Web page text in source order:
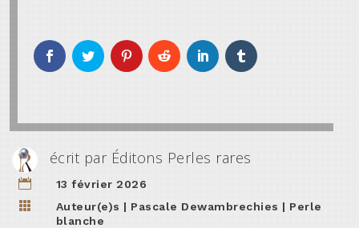
écrit par Éditons Perles rares

13 février 2026

Auteur(e)s | Pascale Dewambrechies | Perle
blanche